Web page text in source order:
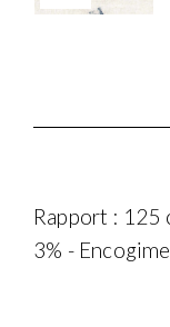
Rapport : 125
3% -